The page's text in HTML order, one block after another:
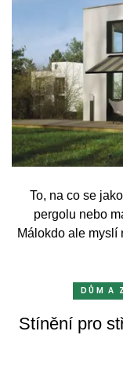
To, na co se
pergolu nebo
Málokdo ale myslí
mrazu, ale také
DŮM A
Stínění pro